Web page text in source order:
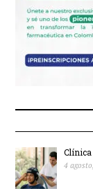
Clínica
4